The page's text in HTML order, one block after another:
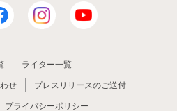
ライター一覧
せ
プレスリリースのご送付
プライバシーポリシー